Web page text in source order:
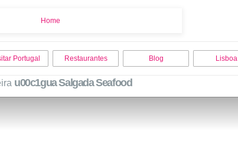
Home
Portugal Restaurantes Blog Lisboa
u00c1gua Salgada Seafood